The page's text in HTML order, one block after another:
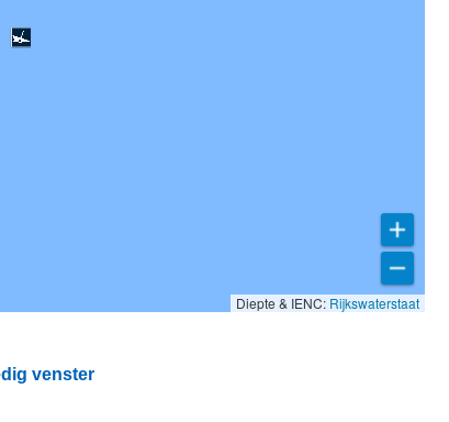
Diepte & IENC: Rijkswaterstaat
venster